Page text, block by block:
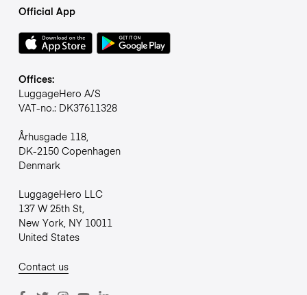
Official App
Offices:
LuggageHero A/S
VAT-no.: DK37611328
Århusgade 118,
DK-2150 Copenhagen
Denmark
LuggageHero LLC
137 W 25th St,
New York, NY 10011
United States
Contact us